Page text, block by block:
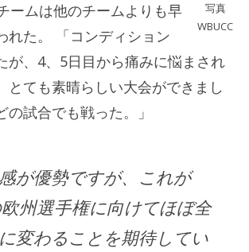
写真
WBUCC
ームは他のチームよりも早
れた。 「コンディション
が、4、5日目から痛みに悩まされ
とても素晴らしい大会ができまし
の試合でも戦った。」
が優勢ですが、これが
州選手権に向けてほぼ全
変わることを期待してい